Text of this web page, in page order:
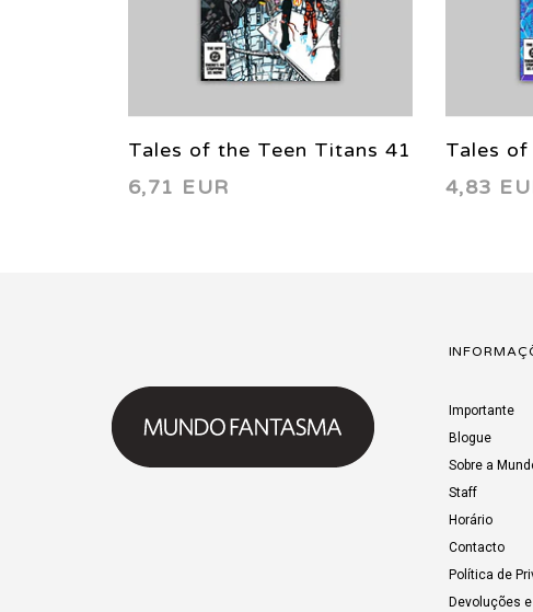
Tales of the Teen Titans 41
1984
6,71 EUR
Tales
1984
4,83
Importante
Blogue
Sobre a
Staff
Horário
Contacto
Política de
Devoluções